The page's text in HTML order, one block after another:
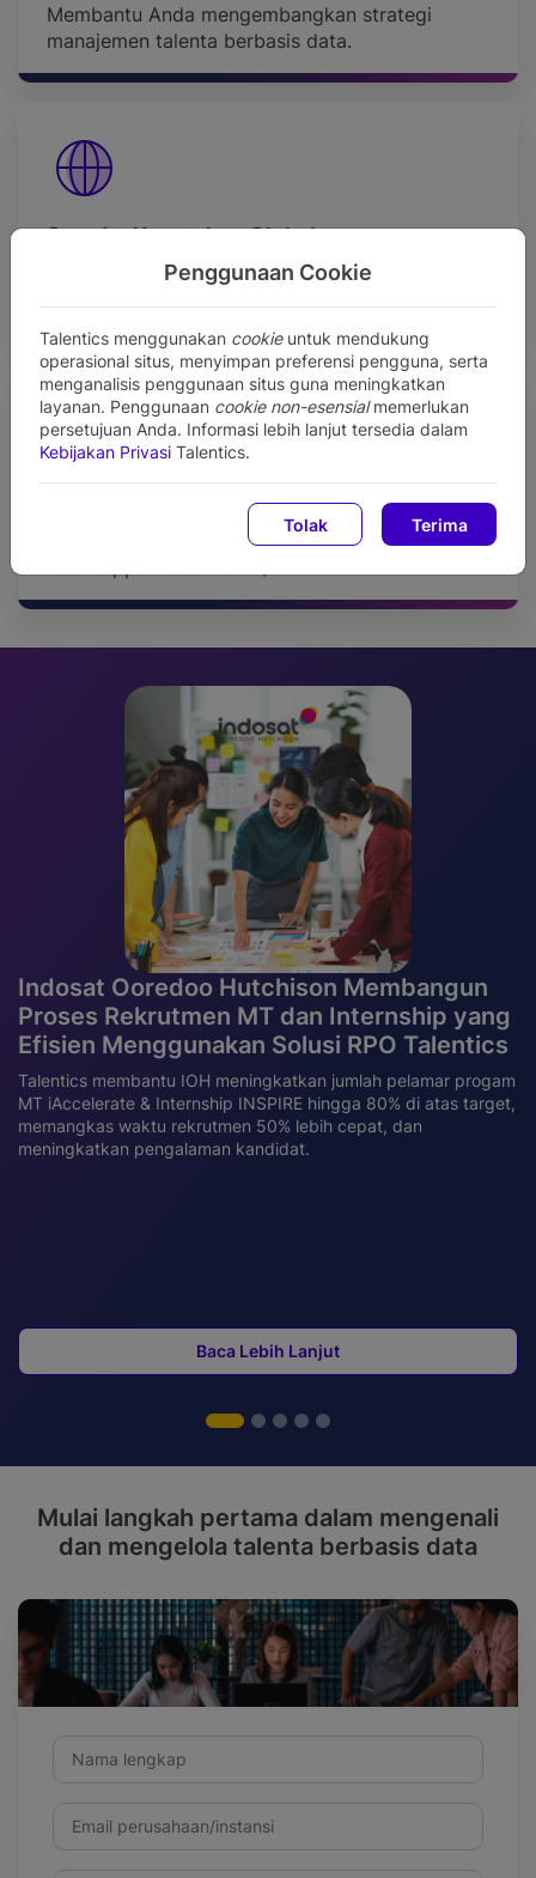
Membantu Anda mengembangkan strategi
manajemen talenta berbasis data.
Standar Kepatuhan Global
Tim ahli lokal yang telah didukung dengan
standar dan kepatuhan global.
Tim Klien Sukses yang Dedicated
Tim yang berdedikasi menyediakan service dan
Indosat Ooredoo Hutchison Membangun
Proses Rekrutmen MT dan Internship yang
Efisien Menggunakan Solusi RPO Talentics
Talentics membantu IOH meningkatkan jumlah pelamar progam
MT iAccelerate & Internship INSPIRE hingga 80% di atas target,
memangkas waktu rekrutmen 50% lebih cepat, dan
meningkatkan pengalaman kandidat.
Baca Lebih Lanjut
Mulai langkah pertama dalam mengenali
dan mengelola talenta berbasis data
Nama lengkap
Email perusahaan/instansi
Penggunaan Cookie
Talentics menggunakan cookieuntuk mendukung
operasional situs, menyimpan preferensi pengguna, serta
menganalisis penggunaan situs guna meningkatkan
layanan. Penggunaan cookie non-esensialmemerlukan
persetujuan Anda. Informasi lebih lanjut tersedia dalam
Kebijakan Privasi Talentics.
Tolak Terima